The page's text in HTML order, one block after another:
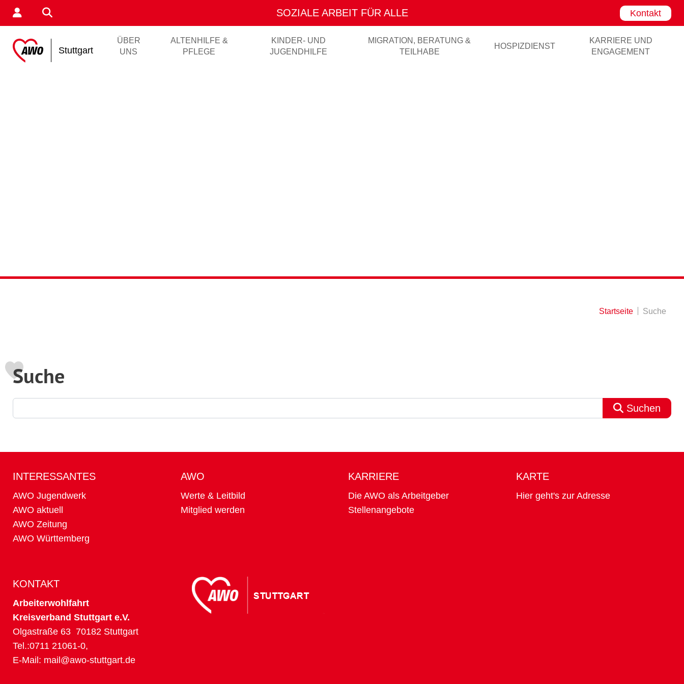
SOZIALE ARBEIT FÜR ALLE
ENGAGEMENT MIT HERZ Kontakt
Stuttgart
ÜBER
UNS
ALTENHILFE &
PFLEGE
KINDER- UND
JUGENDHILFE
MIGRATION, BERATUNG &
TEILHABE
HOSPIZDIENST
KARRIERE UND
ENGAGEMENT
Startseite Suche
Suche
Suchen
INTERESSANTES
AWO Jugendwerk
AWO aktuell
AWO Zeitung
AWO Württemberg
AWO
Werte & Leitbild
Mitglied werden
KARRIERE
Die AWO als Arbeitgeber
Stellenangebote
KARTE
Hier geht's zur Adresse
KONTAKT
Arbeiterwohlfahrt
Kreisverband Stuttgart e.V.
Olgastraße 63 70182 Stuttgart
Tel.:0711 21061-0,
E-Mail: mail@awo-stuttgart.de